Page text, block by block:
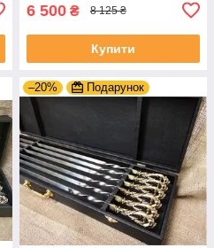
6 500 ₴ 8 125 ₴
Купити
–20% Подарунок